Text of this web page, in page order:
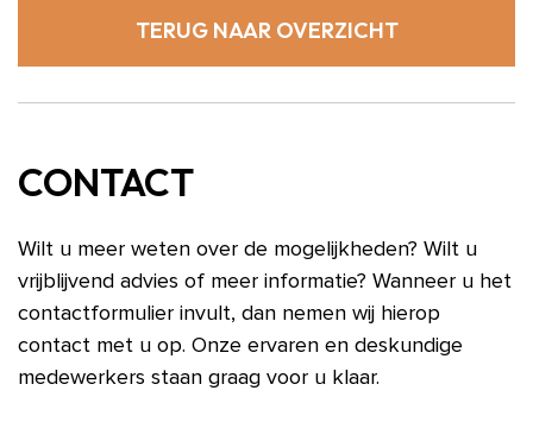
TERUG NAAR OVERZICHT
CONTACT
Wilt u meer weten over de mogelijkheden? Wilt u
vrijblijvend advies of meer informatie? Wanneer u het
contactformulier invult, dan nemen wij hierop
contact met u op. Onze ervaren en deskundige
medewerkers staan graag voor u klaar.